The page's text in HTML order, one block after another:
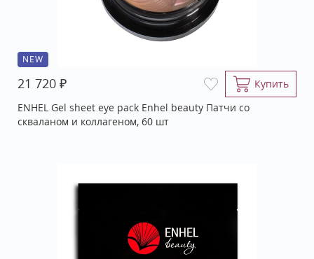
NEW
21 720 ₽
Купить
ENHEL Gel sheet eye pack Enhel beauty Патчи со
скваланом и коллагеном, 60 шт